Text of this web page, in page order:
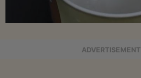
ADVERTISEMENT